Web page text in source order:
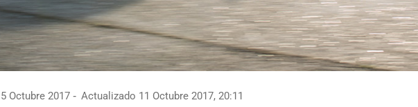
5 Octubre 2017 Actualizado 11 Octubre 2017, 20:11